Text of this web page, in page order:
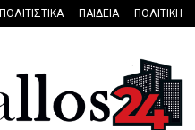
ΠΟΛΙΤΙΣΤΙΚΑ ΠΑΙΔΕΙΑ ΠΟΛΙΤΙΚΗ